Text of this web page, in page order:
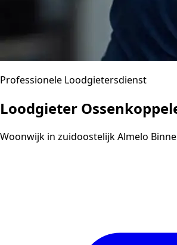
Professionele Loodgietersdienst
Loodgieter
Woonwijk in zuidoostelijk Almelo